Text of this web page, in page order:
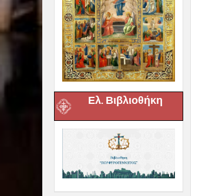
Ελ. Βιβλιοθήκη